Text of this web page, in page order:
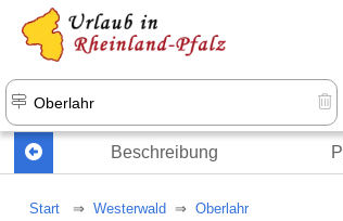
Beschreibung
Start Westerwald Oberlahr